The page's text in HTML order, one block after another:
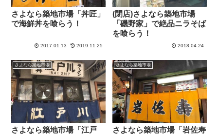
さよなら築地市場「丼匠」
で海鮮丼を喰らう！
2017.01.13 2019.11.25
(閉店)さよなら築地市場
「磯野家」で絶品ニラそば
を喰らう！
2018.04.24
さよなら築地市場
さよなら築地市場「江戸
さよなら築地市場
さよなら築地市場「岩佐寿